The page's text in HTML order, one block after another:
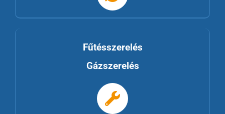
Fűtésszerelés
Gázszerelés